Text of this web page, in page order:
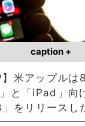
caption +
】米アップルは
と「iPad」向
をリリースし